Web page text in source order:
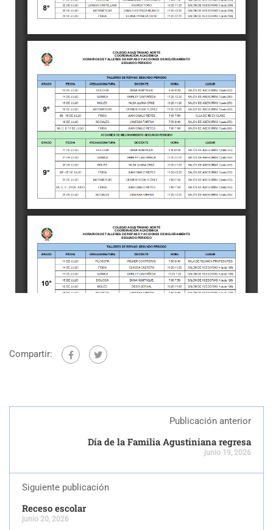
Compartir:
Publicación anterior
Día de la Familia Agustiniana regresa
junio 19, 2026
Siguiente publicación
Receso escolar
junio 20, 2026